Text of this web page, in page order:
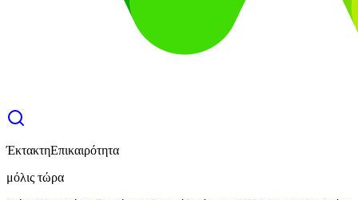
ΈκτακτηΕπικαιρότητα
μόλις τώρα